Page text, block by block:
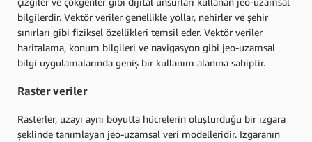
bilgilerdir. Vektör veriler genellikle yollar, nehirler ve şehir
sınırları gibi fiziksel özellikleri temsil eder. Vektör veriler
haritalama, konum bilgileri ve navigasyon gibi jeo-uzamsal
bilgi uygulamalarında geniş bir kullanım alanına sahiptir.
Raster veriler
Rasterler, uzayı aynı boyutta hücrelerin oluşturduğu bir ızgara
şeklinde tanımlayan jeo-uzamsal veri modelleridir. Izgaranın